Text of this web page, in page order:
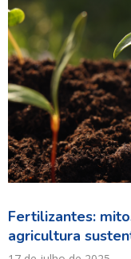
Fertilizantes:
agricultura